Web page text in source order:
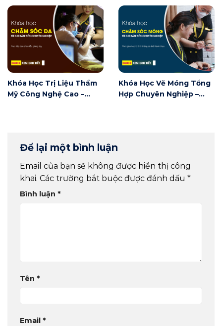
Điểm Thẩm Mỹ Thêu Thẩm Mỹ
Khóa Học Trị Liệu Thẩm
Mỹ Công Nghệ Cao –
Khóa Học Vẽ Móng Tổng
Hợp Chuyên Nghiệp –
Để lại một bình luận
Email của bạn sẽ không được hiển thị công
khai. Các trường bắt buộc được đánh dấu *
Bình luận *
Tên *
Email *